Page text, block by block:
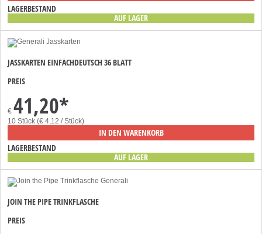
LAGERBESTAND
AUF LAGER
JASSKARTEN EINFACHDEUTSCH 36 BLATT
PREIS
€ 41,20*
10 Stück (€ 4,12 / Stück)
IN DEN WARENKORB
LAGERBESTAND
AUF LAGER
JOIN THE PIPE TRINKFLASCHE
PREIS